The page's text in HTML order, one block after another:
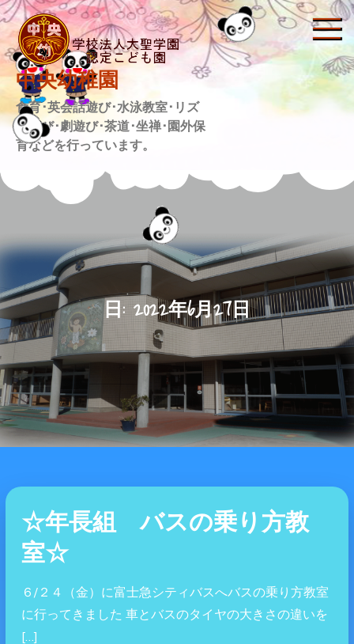
Skip
to
content
中央幼稚園
食育･英会話遊び･水泳教室･リズ
ム遊び･劇遊び･茶道･坐禅･園外保
育などを行っています。
日: 2022年6月27日
☆年長組 バスの乗り方教
室☆
６/２４（金）に富士急シティバスへバスの乗り方教室
に行ってきました 車とバスのタイヤの大きさの違いを
[…]